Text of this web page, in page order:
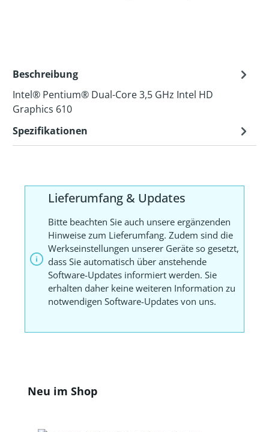
Beschreibung
Intel® Pentium® Dual-Core 3,5 GHz Intel HD
Graphics 610
Spezifikationen
Lieferumfang & Updates
Bitte beachten Sie auch unsere ergänzenden
Hinweise zum Lieferumfang. Zudem sind die
Werkseinstellungen unserer Geräte so gesetzt,
dass Sie automatisch über anstehende
Software-Updates informiert werden. Sie
erhalten daher keine weiteren Information zu
notwendigen Software-Updates von uns.
Produktgalerie überspringen
Neu im Shop